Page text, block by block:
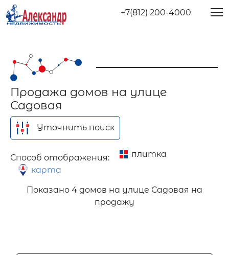
+7(812) 200-4000
Продажа домов на улице
Садовая
Уточнить поиск
Способ отображения:
плитка
карта
Показано 4 домов на улице Садовая на
продажу